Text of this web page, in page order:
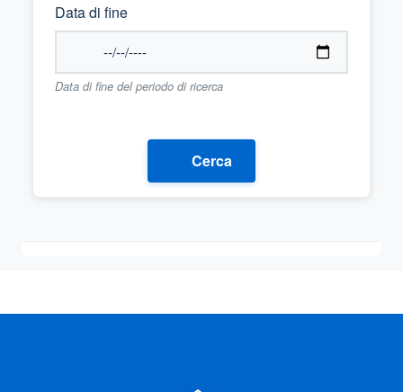
Data di fine
Data di fine del periodo di ricerca
Cerca